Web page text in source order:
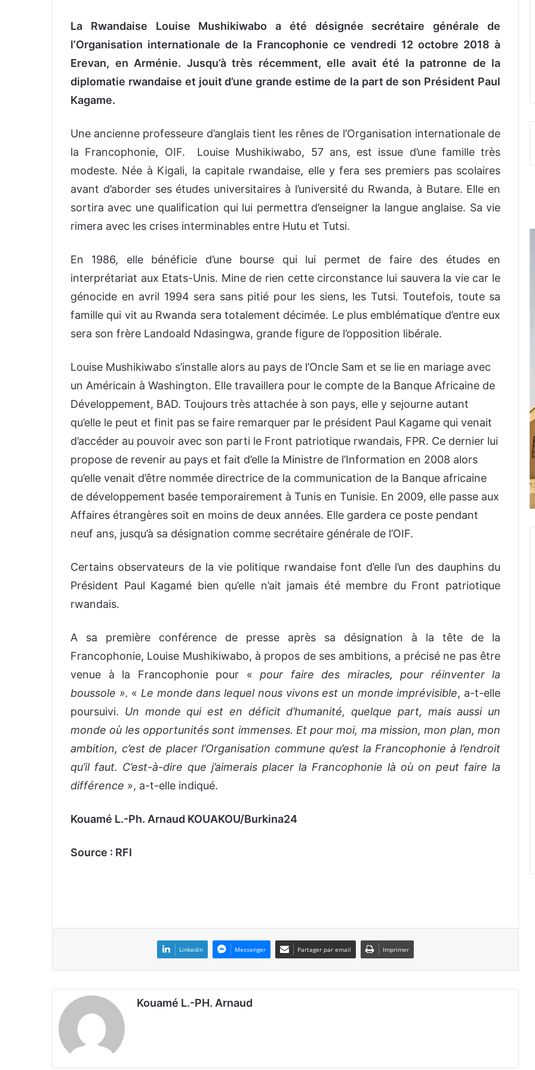
La Rwandaise Louise Mushikiwabo a été désignée secrétaire générale de
l’Organisation internationale de la Francophonie ce vendredi 12 octobre 2018 à
Erevan, en Arménie. Jusqu’à très récemment, elle avait été la patronne de la
diplomatie rwandaise et jouit d’une grande estime de la part de son Président Paul
Kagame.
Une ancienne professeure d’anglais tient les rênes de l’Organisation internationale de
la Francophonie, OIF. Louise Mushikiwabo, 57 ans, est issue d’une famille très
modeste. Née à Kigali, la capitale rwandaise, elle y fera ses premiers pas scolaires
avant d’aborder ses études universitaires à l’université du Rwanda, à Butare. Elle en
sortira avec une qualification qui lui permettra d’enseigner la langue anglaise. Sa vie
rimera avec les crises interminables entre Hutu et Tutsi.
En 1986, elle bénéficie d’une bourse qui lui permet de faire des études en
interprétariat aux Etats-Unis. Mine de rien cette circonstance lui sauvera la vie car le
génocide en avril 1994 sera sans pitié pour les siens, les Tutsi. Toutefois, toute sa
famille qui vit au Rwanda sera totalement décimée. Le plus emblématique d’entre eux
sera son frère Landoald Ndasingwa, grande figure de l’opposition libérale.
Louise Mushikiwabo s’installe alors au pays de l’Oncle Sam et se lie en mariage avec
un Américain à Washington. Elle travaillera pour le compte de la Banque Africaine de
Développement, BAD. Toujours très attachée à son pays, elle y sejourne autant
qu’elle le peut et finit pas se faire remarquer par le président Paul Kagame qui venait
d’accéder au pouvoir avec son parti le Front patriotique rwandais, FPR. Ce dernier lui
propose de revenir au pays et fait d’elle la Ministre de l’Information en 2008 alors
qu’elle venait d’être nommée directrice de la communication de la Banque africaine
de développement basée temporairement à Tunis en Tunisie. En 2009, elle passe aux
Affaires étrangères soit en moins de deux années. Elle gardera ce poste pendant
neuf ans, jusqu’à sa désignation comme secrétaire générale de l’OIF.
Certains observateurs de la vie politique rwandaise font d’elle l’un des dauphins du
Président Paul Kagamé bien qu’elle n’ait jamais été membre du Front patriotique
rwandais.
A sa première conférence de presse après sa désignation à la tête de la
Francophonie, Louise Mushikiwabo, à propos de ses ambitions, a précisé ne pas être
venue à la Francophonie pour « pour faire des miracles, pour réinventer la
boussole ». « Le monde dans lequel nous vivons est un monde imprévisible, a-t-elle
poursuivi. Un monde qui est en déficit d’humanité, quelque part, mais aussi un
monde où les opportunités sont immenses. Et pour moi, ma mission, mon plan, mon
ambition, c’est de placer l’Organisation commune qu’est la Francophonie à l’endroit
qu’il faut. C’est-à-dire que j’aimerais placer la Francophonie là où on peut faire la
différence », a-t-elle indiqué.
Kouamé L.-Ph. Arnaud KOUAKOU/Burkina24
Source : RFI
Linkedin Messenger Partager par email Imprimer
Kouamé L.-PH. Arnaud